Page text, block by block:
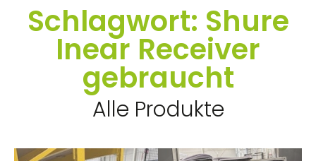
Schlagwort: Shure
Inear Receiver
gebraucht
Alle Produkte